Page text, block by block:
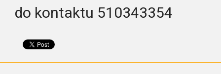
do kontaktu 510343354